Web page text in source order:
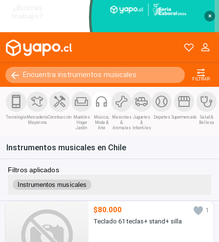
×
FILTRAR
Tecnología Mercadería
Mayorista
Construcción Muebles
Hogar
Jardín
Música,
Moda &
Arte
Mascotas
&
Animales
Juguetes
&
Infantiles
Deportes Supermercado
Salud &
Belleza
Instrumentos musicales en Chile
Filtros aplicados
Instrumentos musicales
$80.000
1
Teclado 61 teclas+ stand+ silla